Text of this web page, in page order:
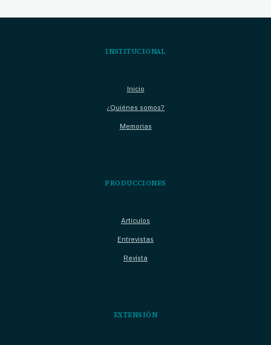
INSTITUCIONAL
Inicio
¿Quiénes somos?
Memorias
PRODUCCIONES
Artículos
Entrevistas
Revista
EXTENSIÓN